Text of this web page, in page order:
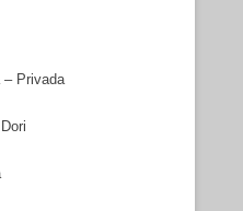
– Privada